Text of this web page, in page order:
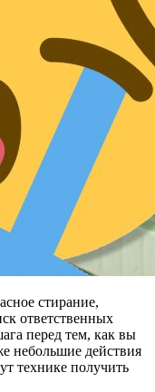
стирание,
ответственных
перед тем, как вы
небольшие действия
технике получить